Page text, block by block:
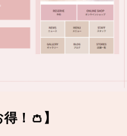
！👛】